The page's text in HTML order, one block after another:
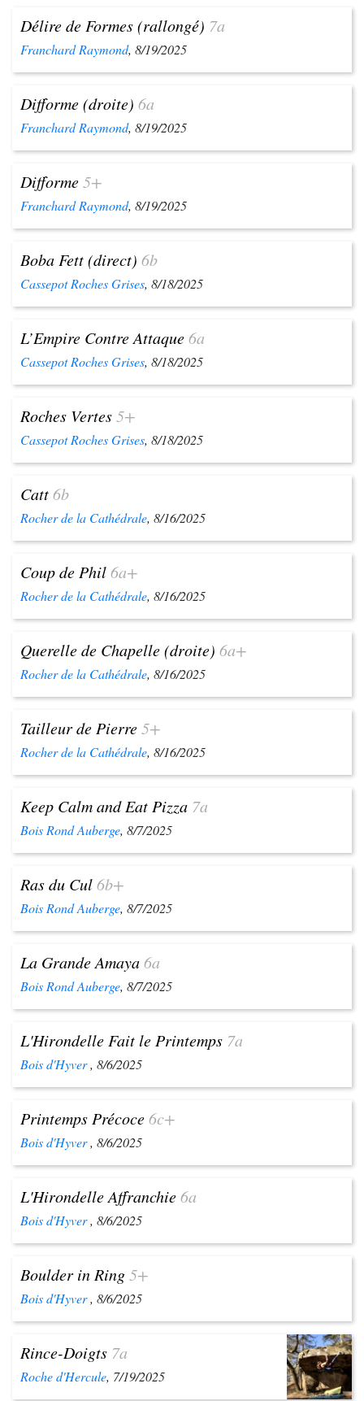
Délire de Formes (rallongé) 7a
Franchard Raymond, 8/19/2025
Difforme (droite) 6a
Franchard Raymond, 8/19/2025
Difforme5+
Franchard Raymond, 8/19/2025
Boba Fett (direct) 6b
Cassepot Roches Grises, 8/18/2025
L’Empire Contre Attaque6a
Cassepot Roches Grises, 8/18/2025
Roches Vertes5+
Cassepot Roches Grises, 8/18/2025
Catt6b
Rocher de la Cathédrale, 8/16/2025
Coup de Phil6a+
Rocher de la Cathédrale, 8/16/2025
Querelle de Chapelle (droite) 6a+
Rocher de la Cathédrale, 8/16/2025
Tailleur de Pierre5+
Rocher de la Cathédrale, 8/16/2025
Keep Calm and Eat Pizza 7a
Bois Rond Auberge, 8/7/2025
Ras du Cul6b+
Bois Rond Auberge, 8/7/2025
La Grande Amaya6a
Bois Rond Auberge, 8/7/2025
L'Hirondelle Fait le Printemps 7a
Bois d'Hyver, 8/6/2025
Printemps Précoce6c+
Bois d'Hyver, 8/6/2025
L'Hirondelle Affranchie6a
Bois d'Hyver, 8/6/2025
Boulder in Ring5+
Bois d'Hyver, 8/6/2025
Rince-Doigts 7a
Roche d'Hercule, 7/19/2025